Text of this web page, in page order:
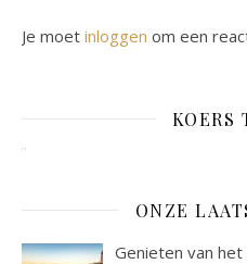
Je moet inloggen om een
KOERS
ONZE
Genieten van